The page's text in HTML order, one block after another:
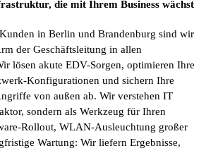
die mit Ihrem Business wächst
in Berlin und Brandenburg sind wir
der Geschäftsleitung in allen
lösen akute EDV-Sorgen, optimieren Ihre
Konfigurationen und sichern Ihre
von außen ab. Wir verstehen IT
sondern als Werkzeug für Ihren
Rollout, WLAN-Ausleuchtung großer
Wartung: Wir liefern Ergebnisse,